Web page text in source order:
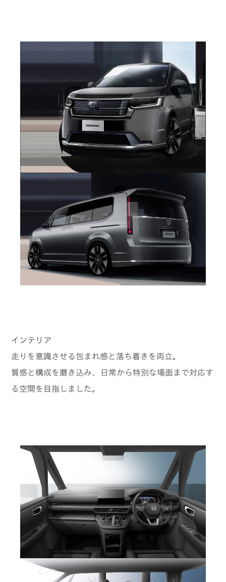
インテリア
走りを意識させる包まれ感と落ち着きを両立。
質感と構成を磨き込み、日常から特別な場面まで対応す
る空間を目指しました。